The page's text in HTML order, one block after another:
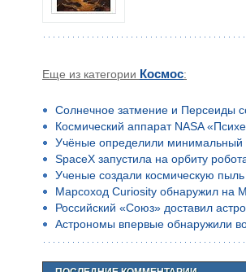
Еще из категории Космос:
Солнечное затмение и Персеиды
Космический аппарат NASA
Учёные определили минимальный
SpaceX запустила на орбиту
Ученые создали космическую
Марсоход Curiosity обнаружил на
Российский «Союз» доставил
Астрономы впервые обнаружили